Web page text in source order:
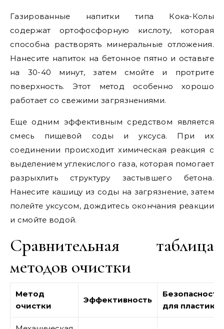
Газированные напитки типа Кока-Колы
содержат ортофосфорную кислоту, которая
способна растворять минеральные отложения.
Нанесите напиток на бетонное пятно и оставьте
на 30-40 минут, затем смойте и протрите
поверхность. Этот метод особенно хорошо
работает со свежими загрязнениями.
Еще одним эффективным средством является
смесь пищевой соды и уксуса. При их
соединении происходит химическая реакция с
выделением углекислого газа, которая помогает
разрыхлить структуру застывшего бетона.
Нанесите кашицу из соды на загрязнение, затем
полейте уксусом, дождитесь окончания реакции
и смойте водой.
Сравнительная таблица
методов очистки
Метод
очистки
Эффективность
Безопасность
для пластика